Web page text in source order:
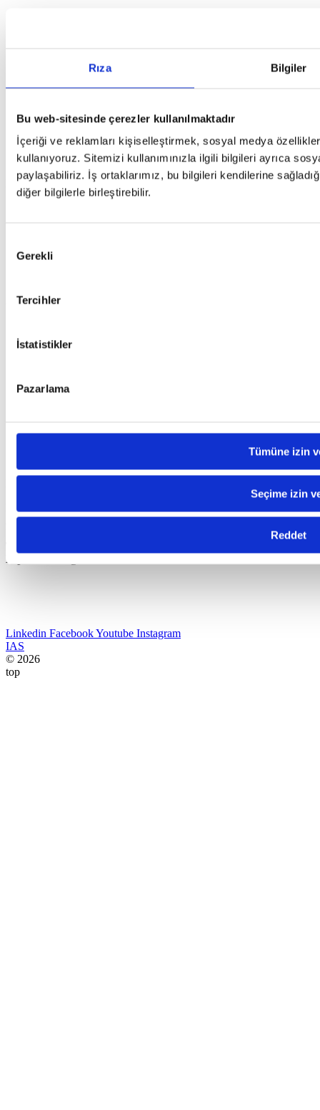
Rıza Bilgiler
Bu web-sitesinde çerezler kullanılmaktadır
İçeriği ve reklamları kişiselleştirmek, sosyal medya
kullanıyoruz. Sitemizi kullanımınızla ilgili bilgileri ayrıca
paylaşabiliriz. İş ortaklarımız, bu bilgileri kendilerine
diğer bilgilerle birleştirebilir.
Seçimi
Gerekli
Tercihler
İstatistikler
Pazarlama
Tümüne izin
Seçime izin
Reddet
Dijital Dönüşüm
Blog
Canias Evrenini Keşfedin
Basında Biz
Destek
Sıkça Sorulan Sorular (SSS)
Yasal Bilgiler
Kullanım Koşulları ve Gizlilik
Yasal Hatırlatmalar
Çerez Politikası
Industrial Application Software
Adres:Havaalanı Kavşağı EGS Business Park Blokları B1 Blok
E-posta:
Linkedin FacebookYoutube Instagram
IAS
© 2026
top